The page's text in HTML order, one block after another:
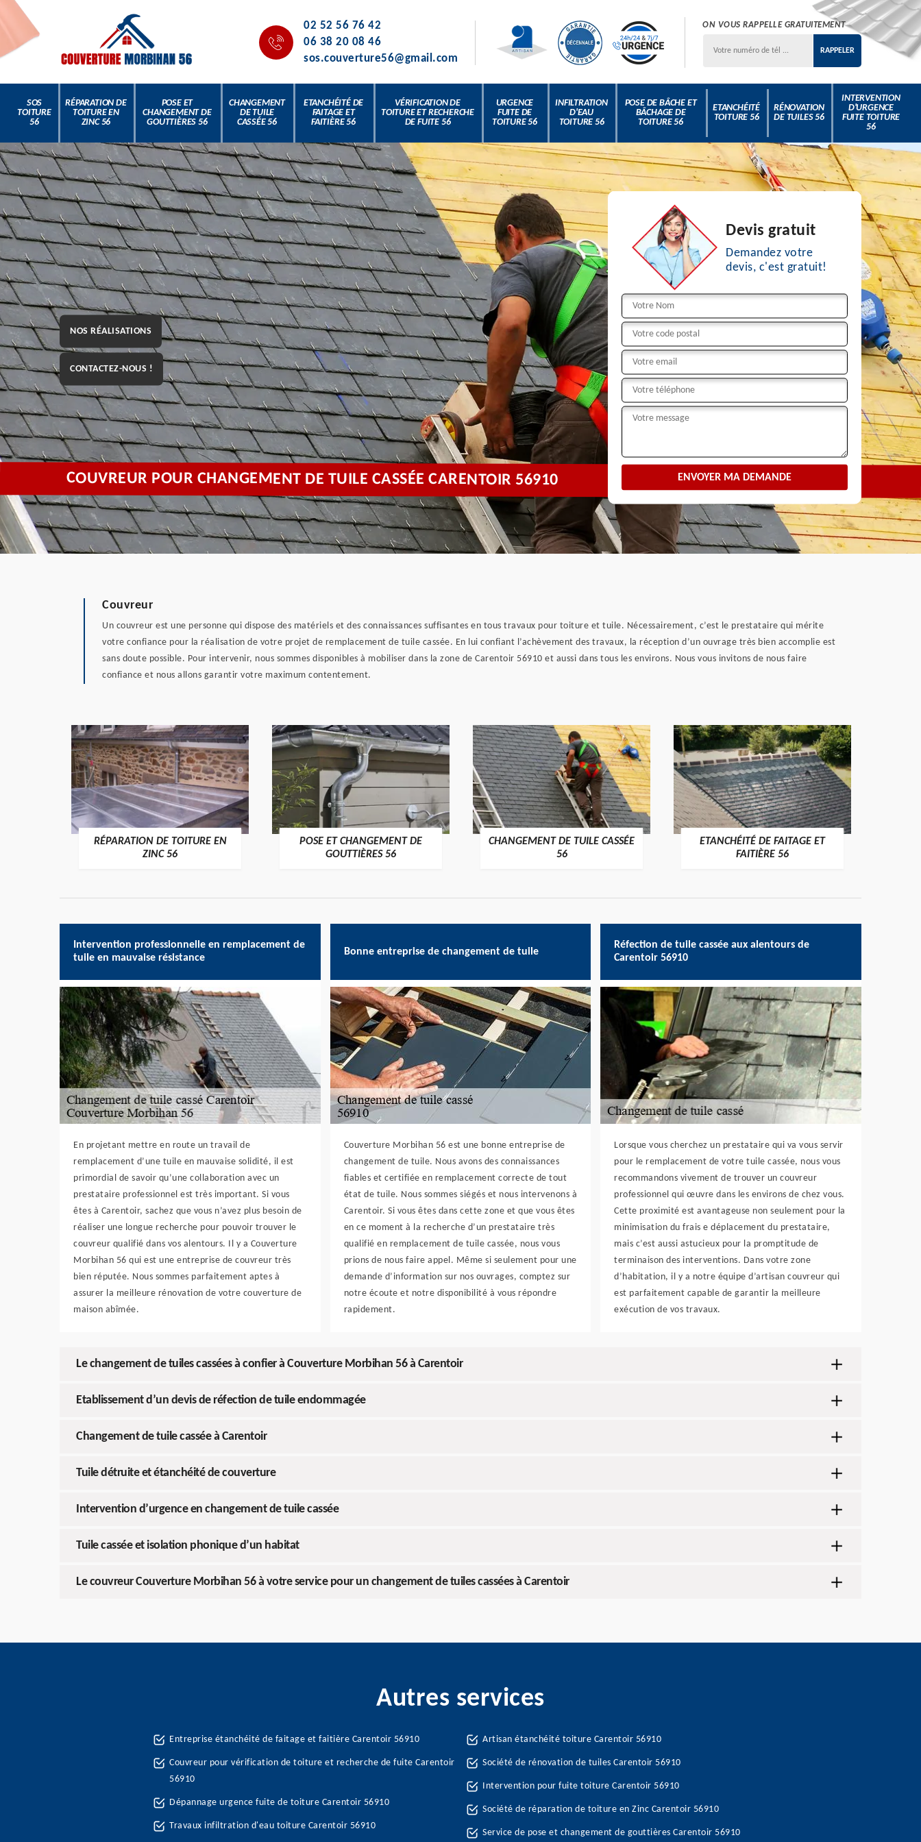
02 52 56 76 42
06 38 20 08 46
sos.couverture56@gmail.com
ON VOUS RAPPELLE GRATUITEMENT
SOS
TOITURE
56
RÉPARATION DE
TOITURE EN
ZINC 56
POSE ET
CHANGEMENT DE
GOUTTIÈRES 56
CHANGEMENT
DE TUILE
CASSÉE 56
ETANCHÉITÉ DE
FAITAGE ET
FAITIÈRE 56
VÉRIFICATION DE
TOITURE ET RECHERCHE
DE FUITE 56
URGENCE
FUITE DE
TOITURE 56
INFILTRATION
D'EAU
TOITURE 56
POSE DE BÂCHE ET
BÂCHAGE DE
TOITURE 56
ETANCHÉITÉ
TOITURE 56
RÉNOVATION
DE TUILES 56
INTERVENTION
D'URGENCE
FUITE TOITURE
56
NOS RÉALISATIONS
CONTACTEZ-NOUS !
Devis gratuit
Demandez votre
devis, c'est gratuit!
COUVREUR POUR CHANGEMENT DE TUILE CASSÉE CARENTOIR 56910
Couvreur
Un couvreur est une personne qui dispose des matériels et des connaissances suffisantes en tous travaux pour toiture et tuile. Nécessairement, c’est le prestataire qui mérite
votre confiance pour la réalisation de votre projet de remplacement de tuile cassée. En lui confiant l’achèvement des travaux, la réception d’un ouvrage très bien accomplie est
sans doute possible. Pour intervenir, nous sommes disponibles à mobiliser dans la zone de Carentoir 56910 et aussi dans tous les environs. Nous vous invitons de nous faire
confiance et nous allons garantir votre maximum contentement.
>
RÉPARATION DE TOITURE EN
ZINC 56
>
POSE ET CHANGEMENT DE
GOUTTIÈRES 56
>
CHANGEMENT DE TUILE CASSÉE
56
>
ETANCHÉITÉ DE FAITAGE ET
FAITIÈRE 56
Intervention professionnelle en remplacement de
tuile en mauvaise résistance
En projetant mettre en route un travail de
remplacement d’une tuile en mauvaise solidité, il est
primordial de savoir qu’une collaboration avec un
prestataire professionnel est très important. Si vous
êtes à Carentoir, sachez que vous n’avez plus besoin de
réaliser une longue recherche pour pouvoir trouver le
couvreur qualifié dans vos alentours. Il y a Couverture
Morbihan 56 qui est une entreprise de couvreur très
bien réputée. Nous sommes parfaitement aptes à
assurer la meilleure rénovation de votre couverture de
maison abîmée.
Bonne entreprise de changement de tuile
Couverture Morbihan 56 est une bonne entreprise de
changement de tuile. Nous avons des connaissances
fiables et certifiée en remplacement correcte de tout
état de tuile. Nous sommes siégés et nous intervenons à
Carentoir. Si vous êtes dans cette zone et que vous êtes
en ce moment à la recherche d’un prestataire très
qualifié en remplacement de tuile cassée, nous vous
prions de nous faire appel. Même si seulement pour une
demande d’information sur nos ouvrages, comptez sur
notre écoute et notre disponibilité à vous répondre
rapidement.
Réfection de tuile cassée aux alentours de
Carentoir 56910
Lorsque vous cherchez un prestataire qui va vous servir
pour le remplacement de votre tuile cassée, nous vous
recommandons vivement de trouver un couvreur
professionnel qui œuvre dans les environs de chez vous.
Cette proximité est avantageuse non seulement pour la
minimisation du frais e déplacement du prestataire,
mais c’est aussi astucieux pour la promptitude de
terminaison des interventions. Dans votre zone
d’habitation, il y a notre équipe d’artisan couvreur qui
est parfaitement capable de garantir la meilleure
exécution de vos travaux.
Le changement de tuiles cassées à confier à Couverture Morbihan 56 à Carentoir
Etablissement d’un devis de réfection de tuile endommagée
Changement de tuile cassée à Carentoir
Tuile détruite et étanchéité de couverture
Intervention d’urgence en changement de tuile cassée
Tuile cassée et isolation phonique d’un habitat
Le couvreur Couverture Morbihan 56 à votre service pour un changement de tuiles cassées à Carentoir
Autres services
Entreprise étanchéité de faitage et faitière Carentoir 56910
Couvreur pour vérification de toiture et recherche de fuite Carentoir
56910
Dépannage urgence fuite de toiture Carentoir 56910
Travaux infiltration d'eau toiture Carentoir 56910
Artisan étanchéité toiture Carentoir 56910
Société de rénovation de tuiles Carentoir 56910
Intervention pour fuite toiture Carentoir 56910
Société de réparation de toiture en Zinc Carentoir 56910
Service de pose et changement de gouttières Carentoir 56910